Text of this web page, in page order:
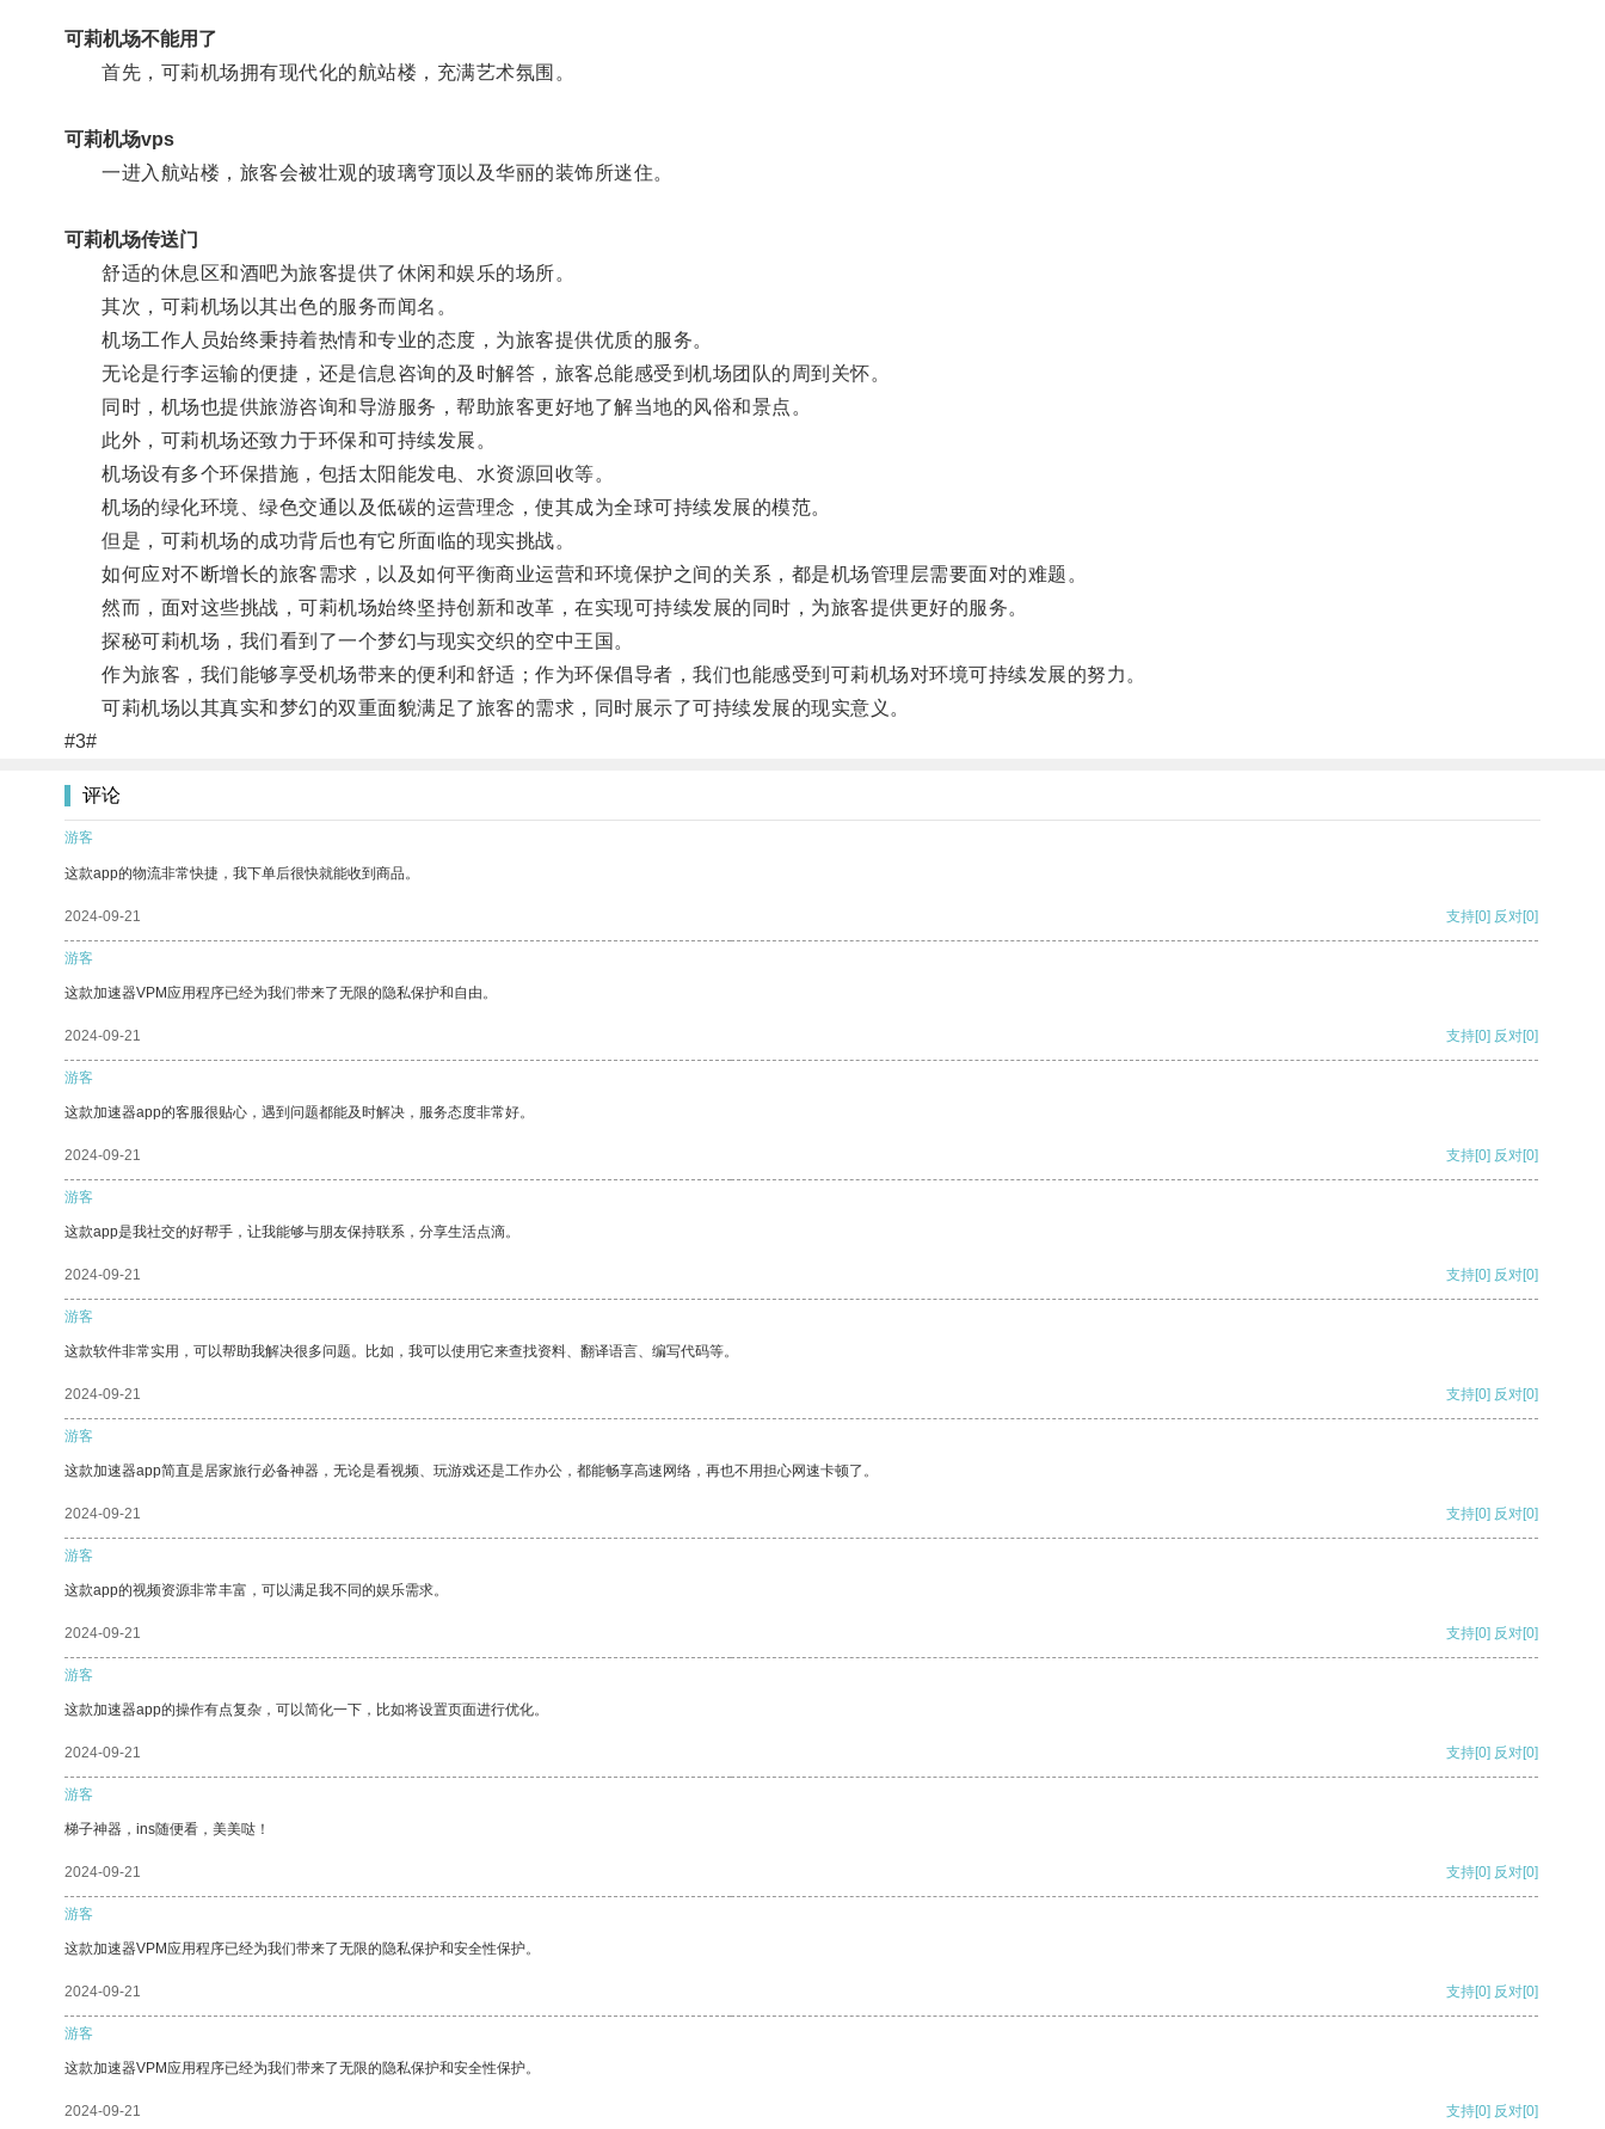
可莉机场不能用了
首先，可莉机场拥有现代化的航站楼，充满艺术氛围。
可莉机场vps
一进入航站楼，旅客会被壮观的玻璃穹顶以及华丽的装饰所迷住。
可莉机场传送门
舒适的休息区和酒吧为旅客提供了休闲和娱乐的场所。
其次，可莉机场以其出色的服务而闻名。
机场工作人员始终秉持着热情和专业的态度，为旅客提供优质的服务。
无论是行李运输的便捷，还是信息咨询的及时解答，旅客总能感受到机场团队的周到关怀。
同时，机场也提供旅游咨询和导游服务，帮助旅客更好地了解当地的风俗和景点。
此外，可莉机场还致力于环保和可持续发展。
机场设有多个环保措施，包括太阳能发电、水资源回收等。
机场的绿化环境、绿色交通以及低碳的运营理念，使其成为全球可持续发展的模范。
但是，可莉机场的成功背后也有它所面临的现实挑战。
如何应对不断增长的旅客需求，以及如何平衡商业运营和环境保护之间的关系，都是机场管理层需要面对的难题。
然而，面对这些挑战，可莉机场始终坚持创新和改革，在实现可持续发展的同时，为旅客提供更好的服务。
探秘可莉机场，我们看到了一个梦幻与现实交织的空中王国。
作为旅客，我们能够享受机场带来的便利和舒适；作为环保倡导者，我们也能感受到可莉机场对环境可持续发展的努力。
可莉机场以其真实和梦幻的双重面貌满足了旅客的需求，同时展示了可持续发展的现实意义。
#3#
评论
游客
这款app的物流非常快捷，我下单后很快就能收到商品。
2024-09-21 支持[0] 反对[0]
游客
这款加速器VPM应用程序已经为我们带来了无限的隐私保护和自由。
2024-09-21 支持[0] 反对[0]
游客
这款加速器app的客服很贴心，遇到问题都能及时解决，服务态度非常好。
2024-09-21 支持[0] 反对[0]
游客
这款app是我社交的好帮手，让我能够与朋友保持联系，分享生活点滴。
2024-09-21 支持[0] 反对[0]
游客
这款软件非常实用，可以帮助我解决很多问题。比如，我可以使用它来查找资料、翻译语言、编写代码等。
2024-09-21 支持[0] 反对[0]
游客
这款加速器app简直是居家旅行必备神器，无论是看视频、玩游戏还是工作办公，都能畅享高速网络，再也不用担心网速卡顿了。
2024-09-21 支持[0] 反对[0]
游客
这款app的视频资源非常丰富，可以满足我不同的娱乐需求。
2024-09-21 支持[0] 反对[0]
游客
这款加速器app的操作有点复杂，可以简化一下，比如将设置页面进行优化。
2024-09-21 支持[0] 反对[0]
游客
梯子神器，ins随便看，美美哒！
2024-09-21 支持[0] 反对[0]
游客
这款加速器VPM应用程序已经为我们带来了无限的隐私保护和安全性保护。
2024-09-21 支持[0] 反对[0]
游客
这款加速器VPM应用程序已经为我们带来了无限的隐私保护和安全性保护。
2024-09-21 支持[0] 反对[0]